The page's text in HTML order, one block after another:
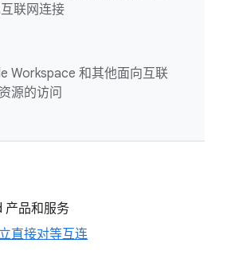
联网连接
Workspace 和其他面向互联
源的访问
产品和服务
直接对等互连